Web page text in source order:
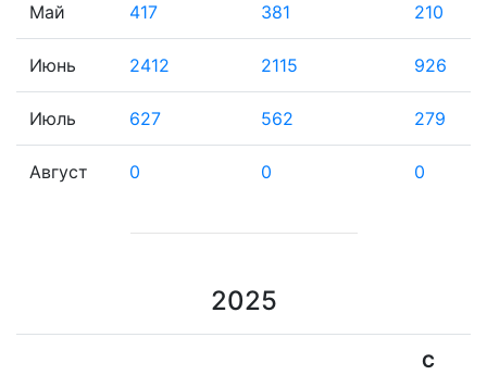
Май 417 381 210
Июнь 2412 2115 926
Июль 627 562 279
Август 0 0 0
2025
С